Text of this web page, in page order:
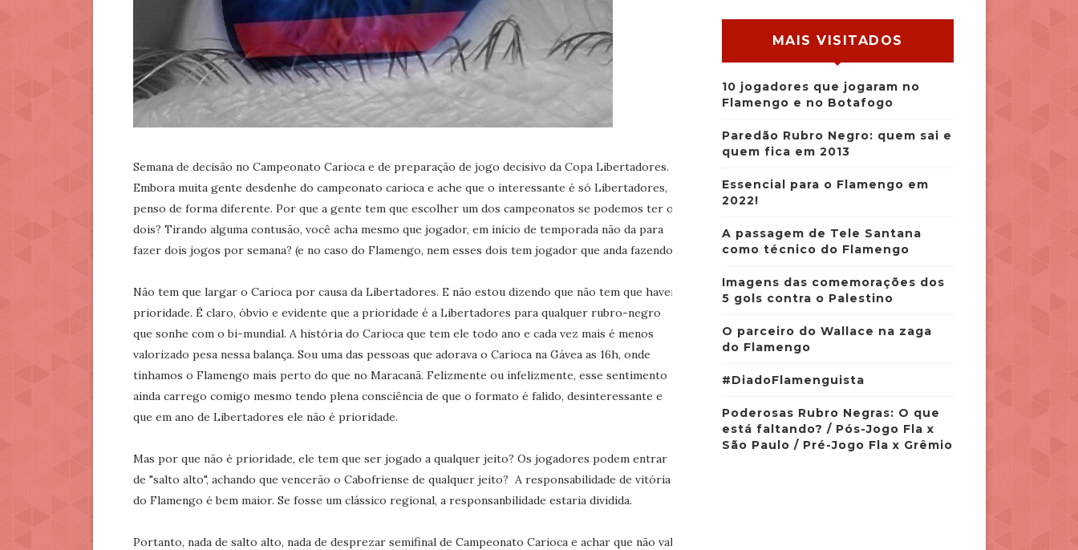
Semana de decisão no Campeonato Carioca e de preparação de jogo decisivo da Copa Libertadores.
Embora muita gente desdenhe do campeonato carioca e ache que o interessante é só Libertadores,
penso de forma diferente. Por que a gente tem que escolher um dos campeonatos se podemos ter os
dois? Tirando alguma contusão, você acha mesmo que jogador, em início de temporada não da para
fazer dois jogos por semana? (e no caso do Flamengo, nem esses dois tem jogador que anda fazendo!)
Não tem que largar o Carioca por causa da Libertadores. E não estou dizendo que não tem que haver
prioridade. É claro, óbvio e evidente que a prioridade é a Libertadores para qualquer rubro-negro
que sonhe com o bi-mundial. A história do Carioca que tem ele todo ano e cada vez mais é menos
valorizado pesa nessa balança. Sou uma das pessoas que adorava o Carioca na Gávea as 16h, onde
tínhamos o Flamengo mais perto do que no Maracanã. Felizmente ou infelizmente, esse sentimento
ainda carrego comigo mesmo tendo plena consciência de que o formato é falido, desinteressante e
que em ano de Libertadores ele não é prioridade.
Mas por que não é prioridade, ele tem que ser jogado a qualquer jeito? Os jogadores podem entrar
de "salto alto", achando que vencerão o Cabofriense de qualquer jeito? A responsabilidade de vitória
do Flamengo é bem maior. Se fosse um clássico regional, a responsanbilidade estaria dividida.
Portanto, nada de salto alto, nada de desprezar semifinal de Campeonato Carioca e achar que não vale
MAIS VISITADOS
10 jogadores que jogaram no
Flamengo e no Botafogo
Paredão Rubro Negro: quem sai e
quem fica em 2013
Essencial para o Flamengo em
2022!
A passagem de Tele Santana
como técnico do Flamengo
Imagens das comemorações dos
5 gols contra o Palestino
O parceiro do Wallace na zaga
do Flamengo
#DiadoFlamenguista
Poderosas Rubro Negras: O que
está faltando? / Pós-Jogo Fla x
São Paulo / Pré-Jogo Fla x Grêmio